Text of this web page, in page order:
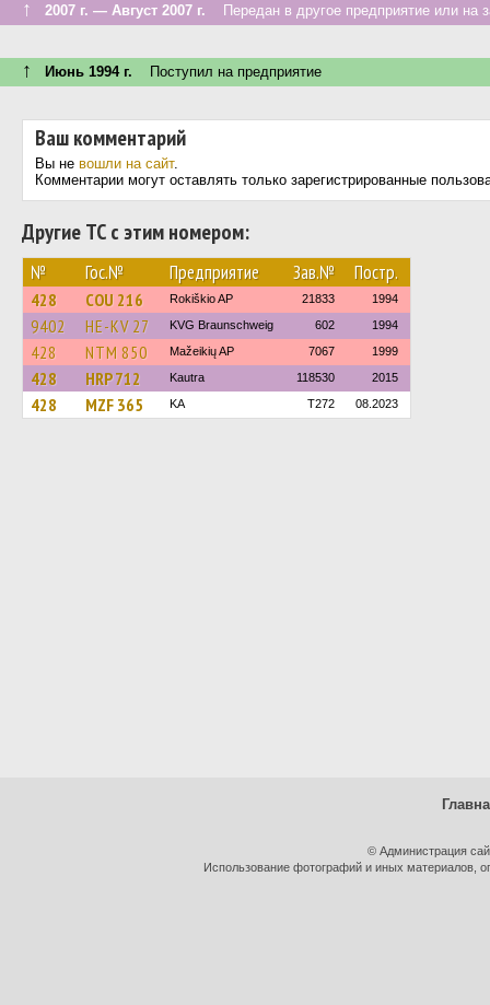
↑ 2007 г. — Август 2007 г. Передан в другое предприятие или на
↑ Июнь 1994 г. Поступил на предприятие
Ваш комментарий
Вы не вошли на сайт.
Комментарии могут оставлять только зарегистрированные
Другие ТС с этим номером:
№ Гос.№ Предприятие Зав.№ Постр.
428 COU 216 Rokiškio AP 21833 1994
9402 HE-KV 27 KVG Braunschweig 602 1994
428 NTM 850 Mažeikių AP 7067 1999
428 HRP 712 Kautra 118530 2015
428 MZF 365 KA T272 08.2023
© Администрация
Использование фотографий и иных материалов,